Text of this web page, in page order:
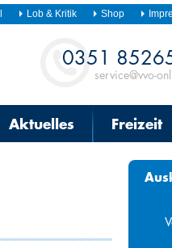
Lob & Kritik Shop
Kontakt
0351
service@vvo-
Aktuelles Freizeit